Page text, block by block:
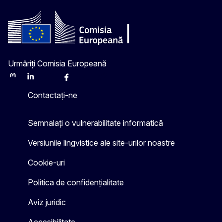
Urmăriți Comisia Europeană
MastodonLinkedInBlueskyFacebook
Contactați-ne
Semnalați o vulnerabilitate informatică
Versiunile lingvistice ale site-urilor noastre
Cookie-uri
Politica de confidențialitate
Aviz juridic